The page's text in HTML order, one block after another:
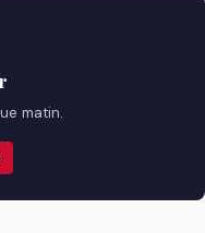
matin.